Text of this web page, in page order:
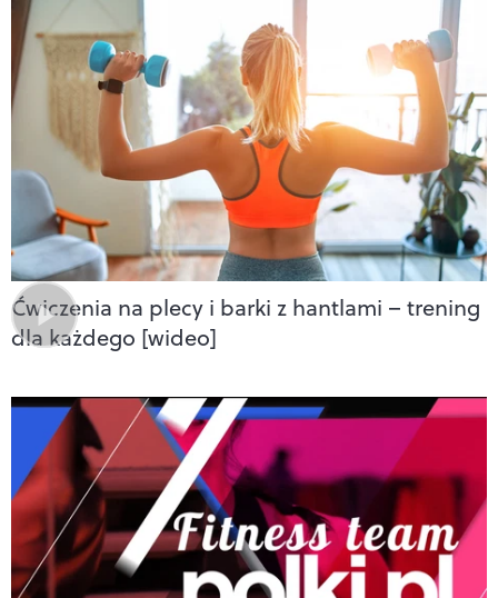
Ćwiczenia na plecy i barki z hantlami – trening
dla każdego [wideo]